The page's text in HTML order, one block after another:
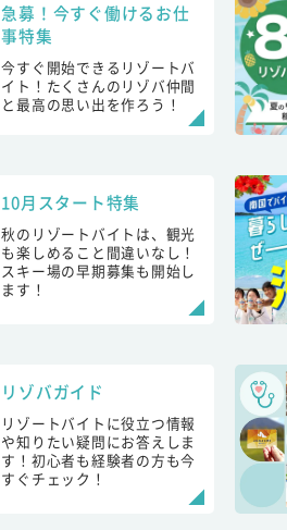
急募！今すぐ働けるお仕
事特集
今すぐ開始できるリゾートバ
イト！たくさんのリゾバ仲間
と最高の思い出を作ろう！
10月スタート特集
秋のリゾートバイトは、観光
も楽しめること間違いなし！
スキー場の早期募集も開始し
ます！
リゾバガイド
リゾートバイトに役立つ情報
や知りたい疑問にお答えしま
す！初心者も経験者の方も今
すぐチェック！